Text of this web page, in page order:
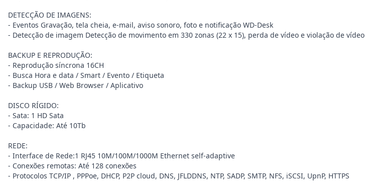
DETECÇÃO DE IMAGENS:
- Eventos Gravação, tela cheia, e-mail, aviso sonoro, foto e notificação WD-Desk
- Detecção de imagem Detecção de movimento em 330 zonas (22 x 15), perda de vídeo e violação de vídeo
BACKUP E REPRODUÇÃO:
- Reprodução síncrona 16CH
- Busca Hora e data / Smart / Evento / Etiqueta
- Backup USB / Web Browser / Aplicativo
DISCO RÍGIDO:
- Sata: 1 HD Sata
- Capacidade: Até 10Tb
REDE:
- Interface de Rede:1 RJ45 10M/100M/1000M Ethernet self-adaptive
- Conexões remotas: Até 128 conexões
- Protocolos TCP/IP , PPPoe, DHCP, P2P cloud, DNS, JFLDDNS, NTP, SADP, SMTP, NFS, iSCSI, UpnP, HTTPS